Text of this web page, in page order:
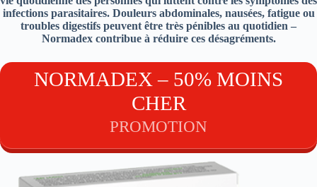
infections parasitaires. Douleurs abdominales, nausées, fatigue ou
troubles digestifs peuvent être très pénibles au quotidien –
Normadex contribue à réduire ces désagréments.
NORMADEX – 50% MOINS
CHER
PROMOTION